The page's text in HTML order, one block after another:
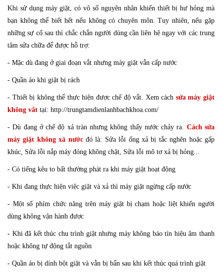
Khi sử dụng máy giặt, có vô số nguyên nhân khiến thiết bị hư hỏng mà
bạn không thể biết hết nếu không có chuyên môn. Tuy nhiên, nếu gặp
những sự cố sau thì chắc chắn người dùng cần liên hệ ngay với các trung
tâm sửa chữa để được hỗ trợ:
- Mặc dù đang ở giai đoạn vắt nhưng máy giặt vẫn cấp nước
- Quần áo khi giặt bị rách
- Thiết bị không thể thực hiện được chế độ vắt. Xem cách sửa máy giặt
không vắt tại: http://trungtamdienlanhbachkhoa.com/
- Dù đang ở chế độ xả tràn nhưng không thấy nước chảy ra. Cách sửa
máy giặt không xả nướcđó là: Sửa lỗi ống xả bị tắc nghẽn hoặc gấp
khúc, Sửa lỗi nắp máy đóng không chặt, Sửa lỗi mô tơ xả bị hỏng...
- Có tiếng kêu to bất thường phát ra khi máy giặt hoạt động
- Khi đang thực hiện việc giặt và xả thì máy giặt ngừng cấp nước
- Một số phím chức năng trên máy giặt bị chạm hoặc liệt khiến người
dùng không vận hành được
- Khi đã kết thúc chu trình giặt nhưng máy không báo tín hiệu âm thanh
hoặc không tự động tắt nguồn
- Quần áo bị dính bột giặt và vẫn bị bẩn sau khi kết thúc quá trình giặt